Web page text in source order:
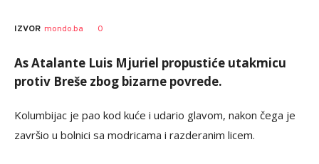
IZVOR mondo.ba 0
As Atalante Luis Mjuriel propustiće utakmicu
protiv Breše zbog bizarne povrede.
Kolumbijac je pao kod kuće i udario glavom, nakon čega je
završio u bolnici sa modricama i razderanim licem.